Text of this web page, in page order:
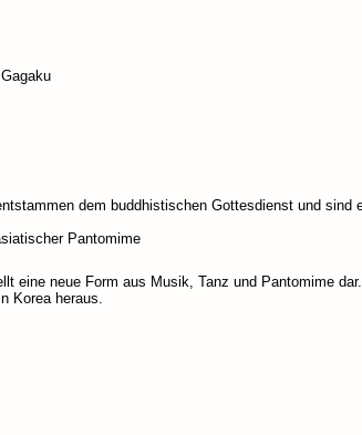
dem buddhistischen Gottesdienst und sind
Pantomime
eine neue Form aus Musik, Tanz und Pantomime dar.
Korea heraus.